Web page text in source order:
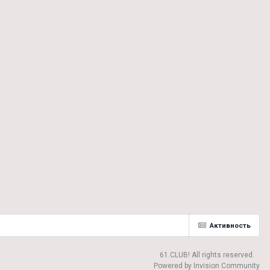
Активность
61.CLUB! All rights reserved.
Powered by Invision Community